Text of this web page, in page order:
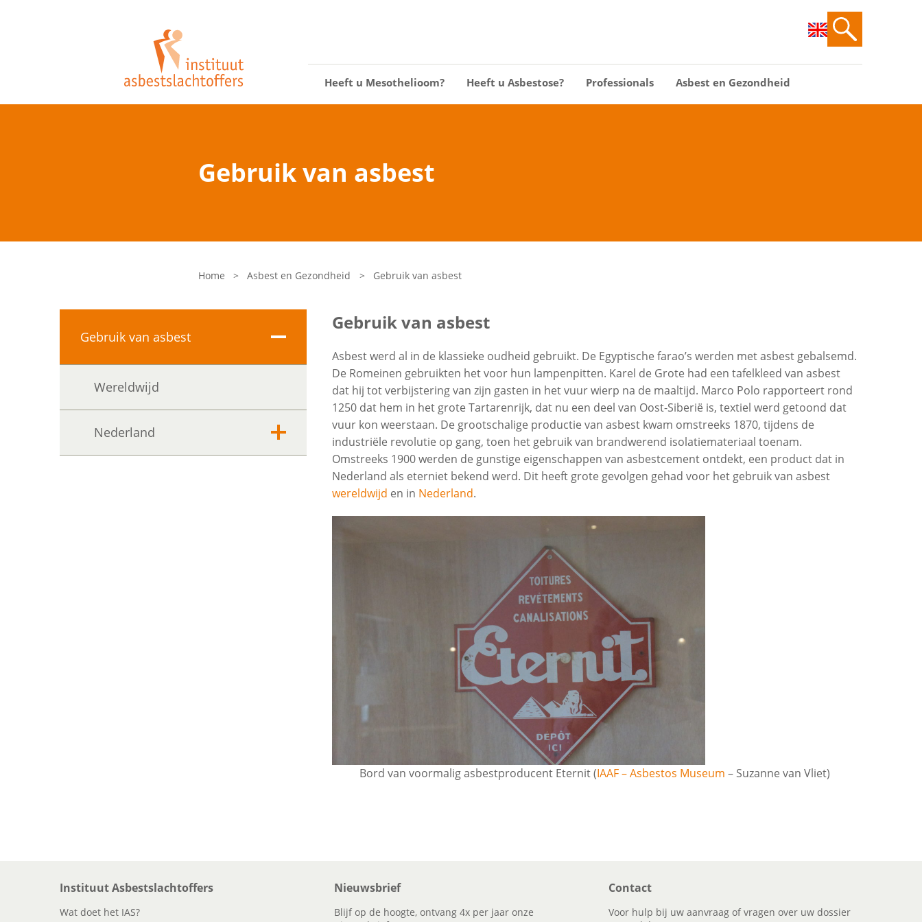
Heeft u Mesothelioom? Heeft u Asbestose? Professionals Asbest en Gezondheid
Gebruik van asbest
Home > Asbest en Gezondheid > Gebruik van asbest
Gebruik van asbest Uitvouwen
Wereldwijd
Nederland Uitvouwen
Gebruik van asbest
Asbest werd al in de klassieke oudheid gebruikt. De Egyptische farao’s werden met asbest gebalsemd.
De Romeinen gebruikten het voor hun lampenpitten. Karel de Grote had een tafelkleed van asbest
dat hij tot verbijstering van zijn gasten in het vuur wierp na de maaltijd. Marco Polo rapporteert rond
1250 dat hem in het grote Tartarenrijk, dat nu een deel van Oost-Siberië is, textiel werd getoond dat
vuur kon weerstaan. De grootschalige productie van asbest kwam omstreeks 1870, tijdens de
industriële revolutie op gang, toen het gebruik van brandwerend isolatiemateriaal toenam.
Omstreeks 1900 werden de gunstige eigenschappen van asbestcement ontdekt, een product dat in
Nederland als eterniet bekend werd. Dit heeft grote gevolgen gehad voor het gebruik van asbest
wereldwijd en in Nederland.
Bord van voormalig asbestproducent Eternit (IAAF – Asbestos Museum – Suzanne van Vliet)
Instituut Asbestslachtoffers
Wat doet het IAS?
Nieuwsbrief
Blijf op de hoogte, ontvang 4x per jaar onze
Contact
Voor hulp bij uw aanvraag of vragen over uw dossier